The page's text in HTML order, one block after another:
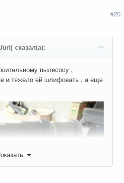
#20
сказал(а):
пылесосу ,
и тяжело ей шлифовать , а еще